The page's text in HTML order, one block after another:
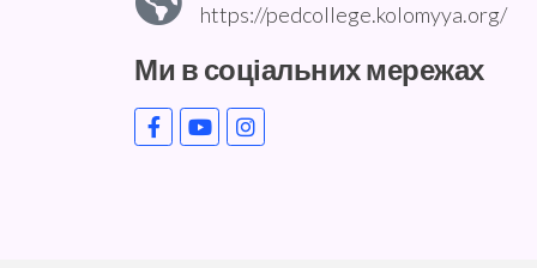
https://pedcollege.kolomyya.org/
Ми в соціальних мережах